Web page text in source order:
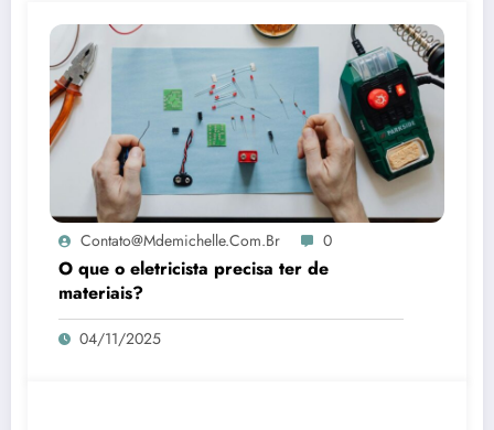
Contato@mdemichelle.com.br 0
O que o eletricista precisa ter de
materiais?
04/11/2025